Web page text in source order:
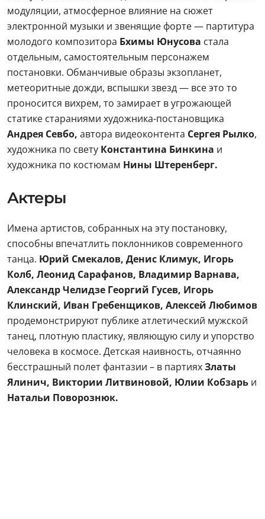
модуляции, атмосферное влияние на сюжет
электронной музыки и звенящие форте — партитура
молодого композитора Бхимы Юнусова стала
отдельным, самостоятельным персонажем
постановки. Обманчивые образы экзопланет,
метеоритные дожди, вспышки звезд — все это то
проносится вихрем, то замирает в угрожающей
статике стараниями художника-постановщика
Андрея Севбо, автора видеоконтента Сергея Рылко,
художника по свету Константина Бинкина и
художника по костюмам Нины Штеренберг.
Актеры
Имена артистов, собранных на эту постановку,
способны впечатлить поклонников современного
танца. Юрий Смекалов, Денис Климук, Игорь
Колб, Леонид Сарафанов, Владимир Варнава,
Александр Челидзе Георгий Гусев, Игорь
Клинский, Иван Гребенщиков, Алексей Любимов
продемонстрируют публике атлетический мужской
танец, плотную пластику, являющую силу и упорство
человека в космосе. Детская наивность, отчаянно
бесстрашный полет фантазии – в партияхЗлаты
Ялинич, Виктории Литвиновой, Юлии Кобзарь и
Натальи Поворознюк.